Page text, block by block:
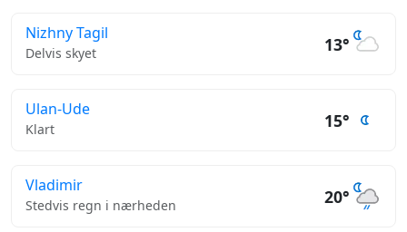
Nizhny Tagil
Delvis skyet 13°
Ulan-Ude
Klart 15°
Vladimir
Stedvis regn i nærheden 20°